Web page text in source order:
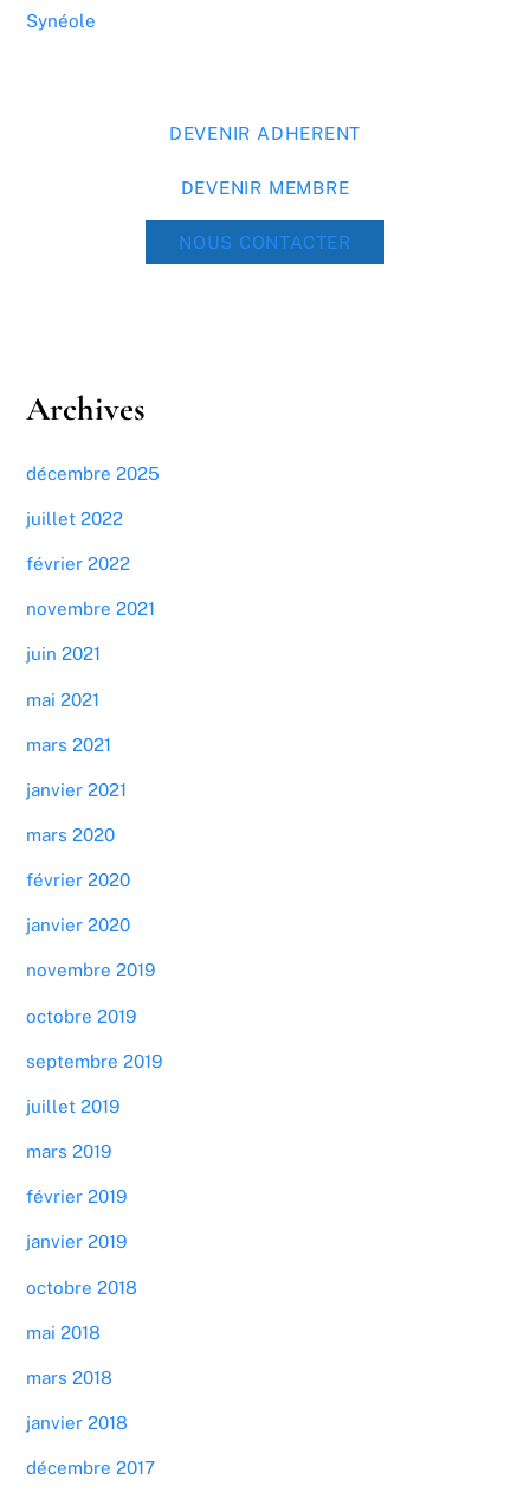
Synéole
DEVENIR ADHERENT
DEVENIR MEMBRE
NOUS CONTACTER
Archives
décembre 2025
juillet 2022
février 2022
novembre 2021
juin 2021
mai 2021
mars 2021
janvier 2021
mars 2020
février 2020
janvier 2020
novembre 2019
octobre 2019
septembre 2019
juillet 2019
mars 2019
février 2019
janvier 2019
octobre 2018
mai 2018
mars 2018
janvier 2018
décembre 2017